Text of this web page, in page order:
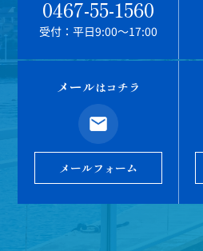
0467-55-1560
受付：平日9:00～17:00
メールはコチラ
メールフォーム